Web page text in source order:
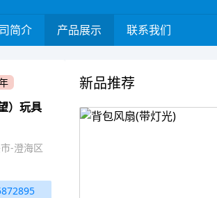
简介 产品展示 联系我们
）玩具
-澄海区
新品推荐